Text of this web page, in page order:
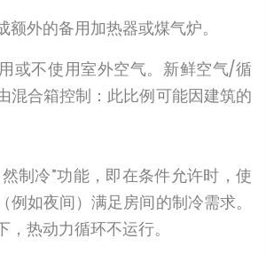
额外的备用加热器或煤气炉。
或不使用室外空气。新鲜空气/循
混合箱控制：此比例可能因建筑的
制冷”功能，即在条件允许时，使
例如夜间）满足房间的制冷需求。
热动力循环不运行。